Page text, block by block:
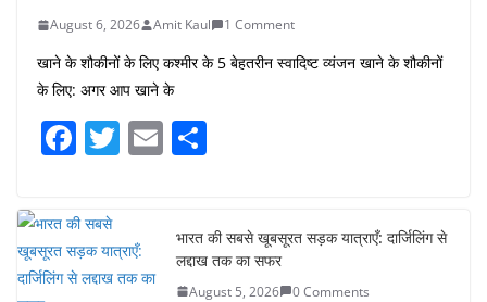
August 6, 2026 Amit Kaul 1 Comment
खाने के शौकीनों के लिए कश्मीर के 5 बेहतरीन स्वादिष्ट व्यंजन खाने के शौकीनों
के लिए: अगर आप खाने के
F
c
e
b
T
er
E
e
भारत की सबसे खूबसूरत सड़क यात्राएँ: दार्जिलिंग से
लद्दाख तक का सफर
August 5, 2026 0 Comments